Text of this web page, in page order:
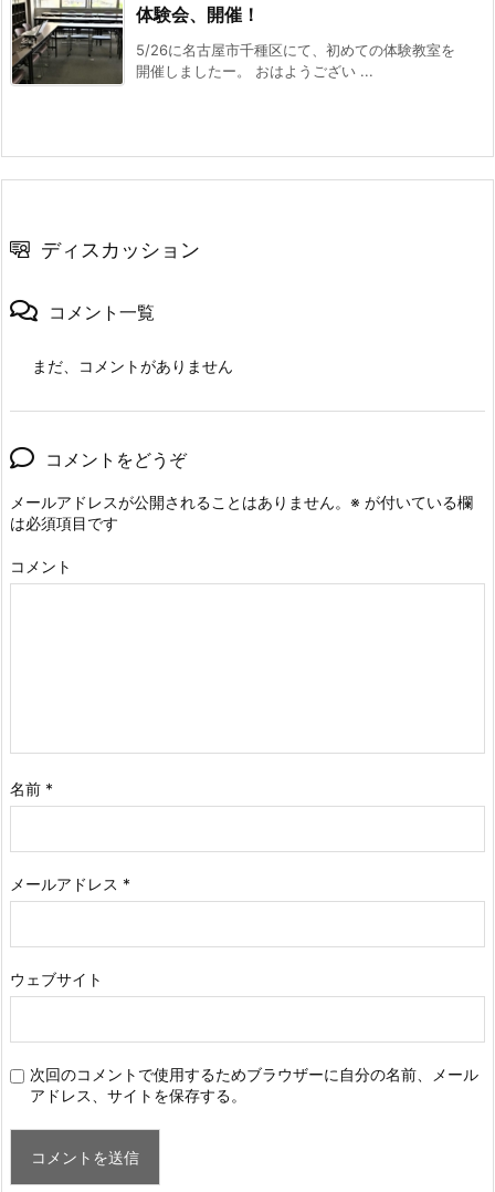
体験会、開催！
5/26に名古屋市千種区にて、初めての体験教室を
開催しましたー。 おはようござい ...
ディスカッション
コメント一覧
まだ、コメントがありません
コメントをどうぞ
メールアドレスが公開されることはありません。 ※ が付いている欄
は必須項目です
コメント
名前 *
メールアドレス *
ウェブサイト
次回のコメントで使用するためブラウザーに自分の名前、メール
アドレス、サイトを保存する。